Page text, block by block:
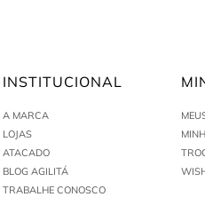
INSTITUCIONAL
A MARCA
LOJAS
ATACADO
BLOG AGILITÁ
TRABALHE CONOSCO